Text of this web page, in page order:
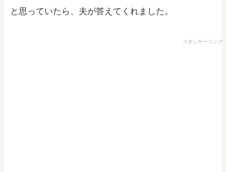
と思っていたら、夫が答えてくれました。
スポンサーリンク